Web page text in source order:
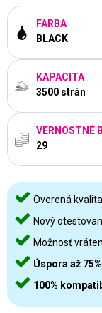
FARBA
BLACK
KAPACITA
3500 strán
VERNOSTNÉ
29
Overená kvalita
Nový
Možnosť
Úspora až 75%
100%